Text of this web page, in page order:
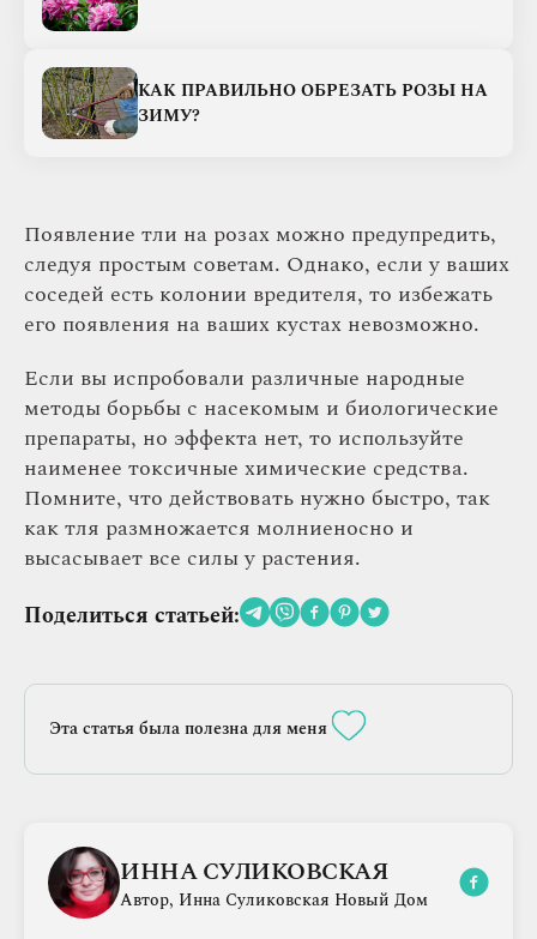
КАК ПРАВИЛЬНО ОБРЕЗАТЬ РОЗЫ НА
ЗИМУ?
Появление тли на розах можно предупредить,
следуя простым советам. Однако, если у ваших
соседей есть колонии вредителя, то избежать
его появления на ваших кустах невозможно.
Если вы испробовали различные народные
методы борьбы с насекомым и биологические
препараты, но эффекта нет, то используйте
наименее токсичные химические средства.
Помните, что действовать нужно быстро, так
как тля размножается молниеносно и
высасывает все силы у растения.
Поделиться статьей:
Эта статья была полезна для меня
ИННА СУЛИКОВСКАЯ
Автор, Инна Суликовская Новый Дом